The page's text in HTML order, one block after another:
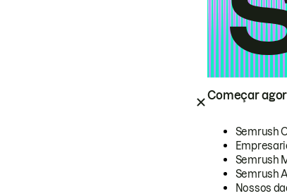
Começar
Semrush
Semrush
Semrush
Nossos